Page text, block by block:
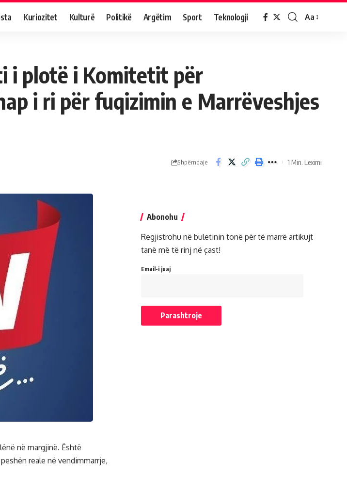
Kuriozitet Kulturë Politikë Argëtim Sport Teknologji Aa
i plotë i Komitetit për
i ri për fuqizimin e Marrëveshjes
Shpërndaje 1 Min. Leximi
në margjinë. Është
reale në vendimmarrje,
Abonohu
Regjistrohu në buletinin tonë për të marrë artikujt
tanë më të rinj në çast!
Email-i juaj